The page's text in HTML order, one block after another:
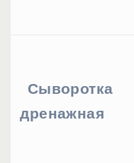
Сыворотка
дренажная